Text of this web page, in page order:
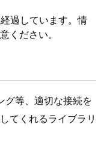
過しています。情
ください。
グ等、適切な接続を
てくれるライブラリ